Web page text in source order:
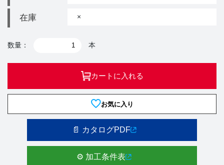
在庫 ×
数量： 本
カートに入れる
お気に入り
📄 カタログPDF
⚙️ 加工条件表